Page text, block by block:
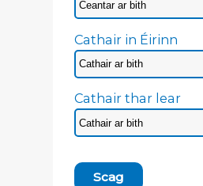
Cathair in Éirinn
Cathair thar lear
Scag